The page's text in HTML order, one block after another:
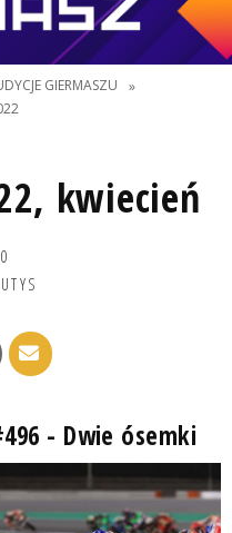
GIERMASZU
»
kwiecień
- Dwie ósemki